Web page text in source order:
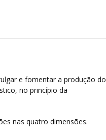
e fomentar a produção do
no princípio da
nas quatro dimensões.